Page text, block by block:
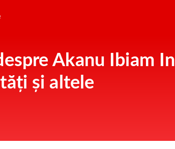
Akanu Ibiam
și altele